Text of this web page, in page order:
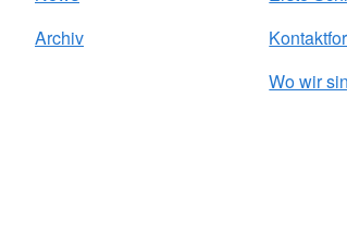
Archiv
Wo wir